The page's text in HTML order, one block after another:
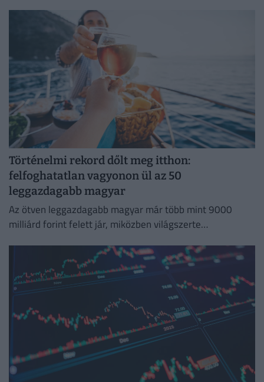
Történelmi rekord dőlt meg itthon:
felfoghatatlan vagyonon ül az 50
leggazdagabb magyar
Az ötven leggazdagabb magyar már több mint 9000
milliárd forint felett jár, miközben világszerte